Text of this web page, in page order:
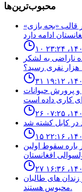
محبوب‌ترین‌ها
قالب «بجه بازى»
ناراضى به لشكر
و پرورش حیوانات
باره سقوط اولين
افغان در زندان‌ های طالبان
محبوس هستند.